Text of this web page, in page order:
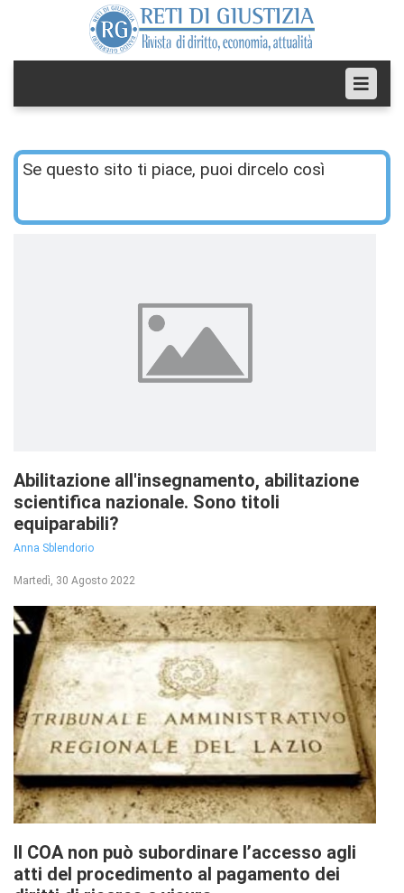
Se questo sito ti piace, puoi dircelo così
Abilitazione all'insegnamento, abilitazione
scientifica nazionale. Sono titoli
equiparabili?
Anna Sblendorio
Martedì, 30 Agosto 2022
Il COA non può subordinare l’accesso agli
atti del procedimento al pagamento dei